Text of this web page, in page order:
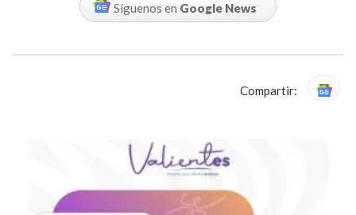
Síguenos en Google News
Compartir: